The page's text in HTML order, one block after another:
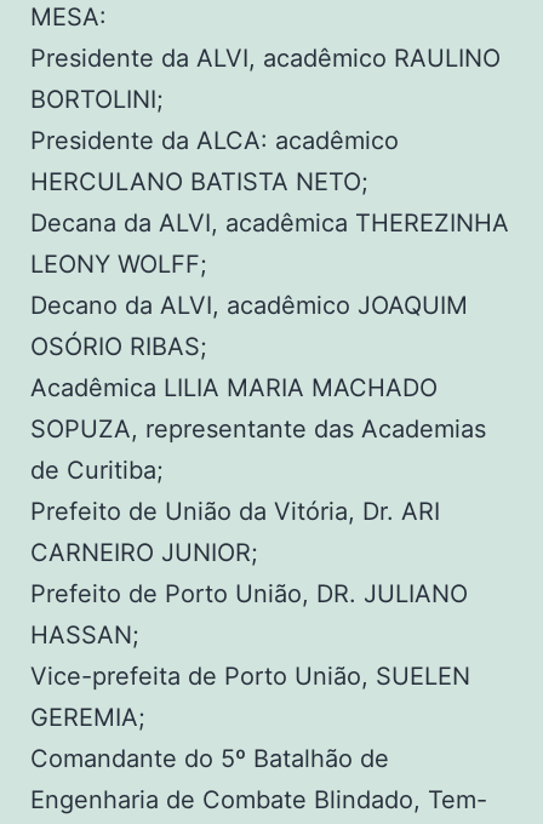
MESA:
Presidente da ALVI, acadêmico RAULINO
BORTOLINI;
Presidente da ALCA: acadêmico
HERCULANO BATISTA NETO;
Decana da ALVI, acadêmica THEREZINHA
LEONY WOLFF;
Decano da ALVI, acadêmico JOAQUIM
OSÓRIO RIBAS;
Acadêmica LILIA MARIA MACHADO
SOPUZA, representante das Academias
de Curitiba;
Prefeito de União da Vitória, Dr. ARI
CARNEIRO JUNIOR;
Prefeito de Porto União, DR. JULIANO
HASSAN;
Vice-prefeita de Porto União, SUELEN
GEREMIA;
Comandante do 5º Batalhão de
Engenharia de Combate Blindado, Tem-